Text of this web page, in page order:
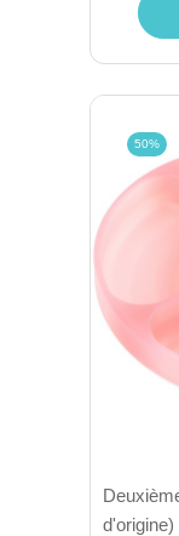
50%